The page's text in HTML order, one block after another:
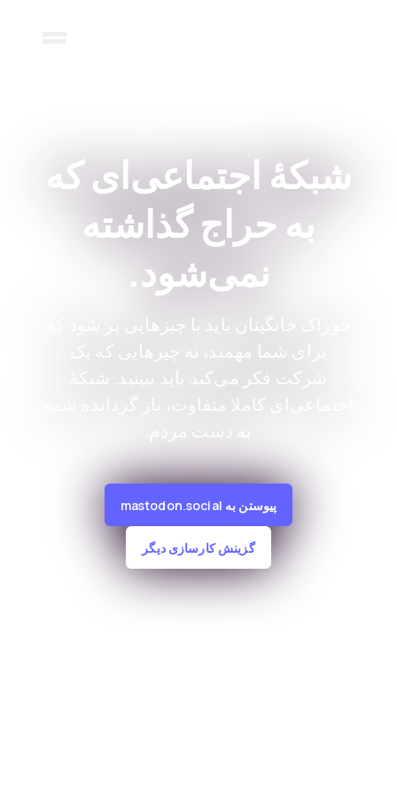
شبکهٔ اجتماعی‌ای که
به حراج گذاشته
نمی‌شود.
خوراک خانگیتان باید با چیزهایی پر شود که
برای شما مهمند، نه چیزهایی که یک
شرکت فکر می‌کند باید ببینید. شبکهٔ
اجتماعی‌ای کاملا متفاوت، باز گردانده شده
پیوستن به mastodon.social
گزینش کارسازی دیگر